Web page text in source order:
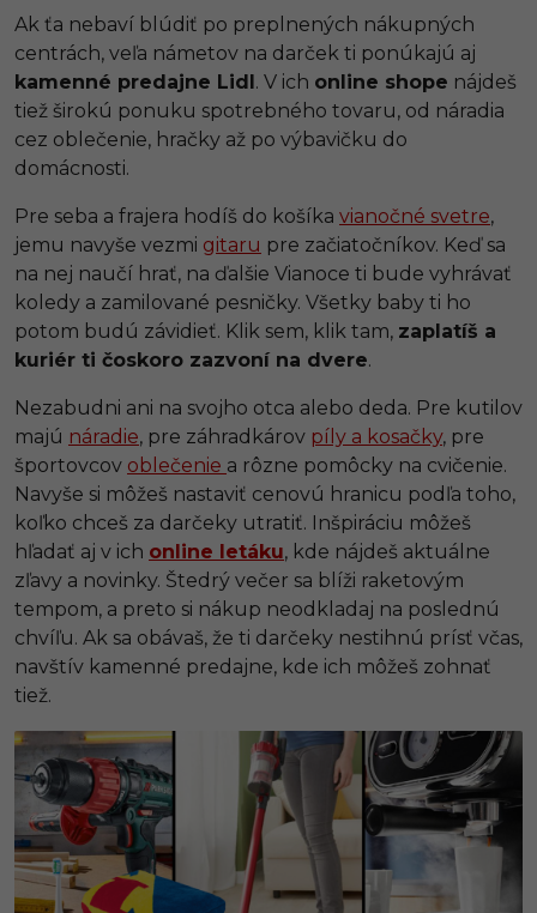
Ak ťa nebaví blúdiť po preplnených nákupných
centrách, veľa námetov na darček ti ponúkajú aj
kamenné predajne Lidl. V ich online shope nájdeš
tiež širokú ponuku spotrebného tovaru, od náradia
cez oblečenie, hračky až po výbavičku do
domácnosti.
Pre seba a frajera hodíš do košíka vianočné svetre,
jemu navyše vezmi gitaru pre začiatočníkov. Keď sa
na nej naučí hrať, na ďalšie Vianoce ti bude vyhrávať
koledy a zamilované pesničky. Všetky baby ti ho
potom budú závidieť. Klik sem, klik tam, zaplatíš a
kuriér ti čoskoro zazvoní na dvere.
Nezabudni ani na svojho otca alebo deda. Pre kutilov
majú náradie, pre záhradkárov píly a kosačky, pre
športovcov oblečenie a rôzne pomôcky na cvičenie.
Navyše si môžeš nastaviť cenovú hranicu podľa toho,
koľko chceš za darčeky utratiť. Inšpiráciu môžeš
hľadať aj v ich online letáku, kde nájdeš aktuálne
zľavy a novinky. Štedrý večer sa blíži raketovým
tempom, a preto si nákup neodkladaj na poslednú
chvíľu. Ak sa obávaš, že ti darčeky nestihnú prísť včas,
navštív kamenné predajne, kde ich môžeš zohnať
tiež.